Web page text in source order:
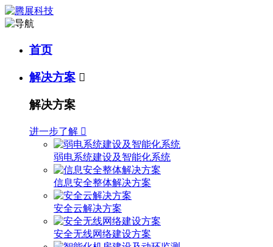
首页
解决方案 
解决方案
进一步了解 
弱电系统建设及智能化系统
信息安全整体解决方案
安全云解决方案
安全无线网络建设方案